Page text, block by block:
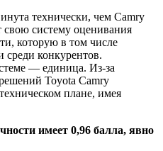
технически, чем Camry
систему оценивания
которую в том числе
среди конкурентов.
— единица. Из-за
Toyota Camry
плане, имея
имеет 0,96 балла, явно